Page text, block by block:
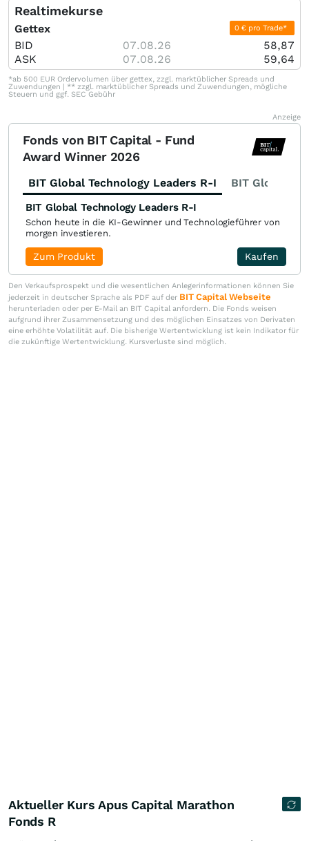
Realtimekurse
Gettex 0 € pro Trade*
BID 07.08.26
58,87
ASK
07.08.26 59,64
*ab 500 EUR Ordervolumen über gettex, zzgl. marktüblicher Spreads und
Zuwendungen | ** zzgl. marktüblicher Spreads und Zuwendungen, mögliche
Steuern und ggf. SEC Gebühr
Anzeige
Fonds von BIT Capital - Fund
Award Winner 2026
BIT Global Technology Leaders R-I BIT Global
BIT Global Technology Leaders R-I
Schon heute in die KI-Gewinner und Technologieführer von
morgen investieren.
Kaufen
Zum Produkt
Den Verkaufsprospekt und die wesentlichen Anlegerinformationen können Sie
jederzeit in deutscher Sprache als PDF auf der BIT Capital Webseite
herunterladen oder per E-Mail an BIT Capital anfordern. Die Fonds weisen
aufgrund ihrer Zusammensetzung und des möglichen Einsatzes von Derivaten
eine erhöhte Volatilität auf. Die bisherige Wertentwicklung ist kein Indikator für
die zukünftige Wertentwicklung. Kursverluste sind möglich.
Aktueller Kurs Apus Capital Marathon
Fonds R